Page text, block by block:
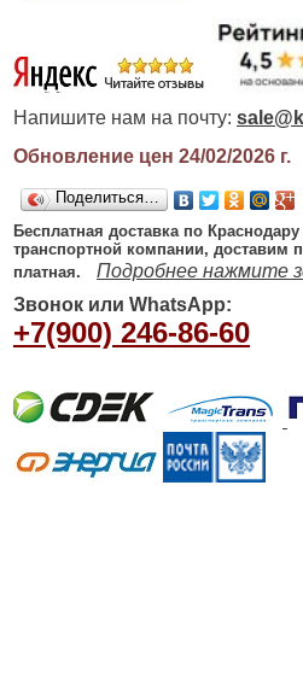
Напишите нам на почту:
Обновление цен 24/02/2026г.
Поделиться…
Бесплатная доставка по
транспортной компании,
платная.
Подробнее нажмите
Звонок или WhatsApp:
+7(900) 246-86-60